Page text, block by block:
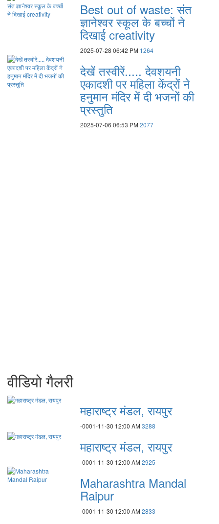
Best out of waste: संत
ज्ञानेश्वर स्कूल के बच्चों ने
दिखाई creativity
2025-07-28 06:42 PM 1264
देखें तस्वीरें..... देवशयनी
एकादशी पर महिला केंद्रों ने
हनुमान मंदिर में दी भजनों की
प्रस्तुति
2025-07-06 06:53 PM 2077
वीडियो गैलरी
महाराष्ट्र मंडल, रायपुर
-0001-11-30 12:00 AM 3288
महाराष्ट्र मंडल, रायपुर
-0001-11-30 12:00 AM 2925
Maharashtra Mandal
Raipur
-0001-11-30 12:00 AM 2833